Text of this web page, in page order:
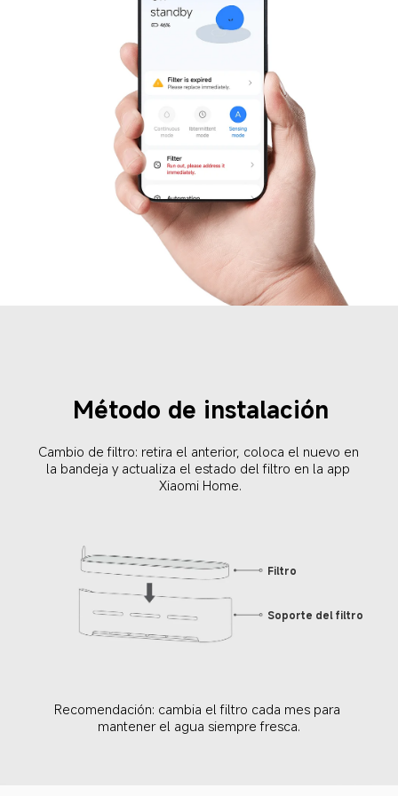
Método de instalación
Cambio de filtro: retira el anterior, coloca el nuevo en
la bandeja y actualiza el estado del filtro en la app
Xiaomi Home.
Filtro
Soporte del filtro
Recomendación: cambia el filtro cada mes para
mantener el agua siempre fresca.